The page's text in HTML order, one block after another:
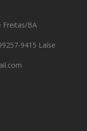
Freitas/BA
9415 Laíse